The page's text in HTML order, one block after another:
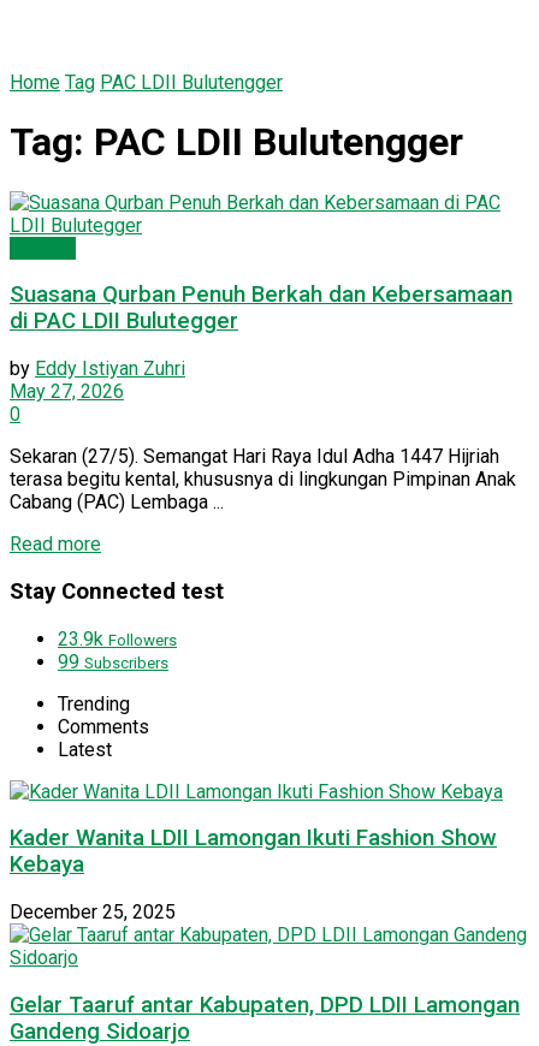
Home Tag PAC LDII Bulutengger
Tag: PAC LDII Bulutengger
Suasana Qurban Penuh Berkah dan Kebersamaan
di PAC LDII Bulutegger
by Eddy Istiyan Zuhri
May 27, 2026
0
Sekaran (27/5). Semangat Hari Raya Idul Adha 1447 Hijriah
terasa begitu kental, khususnya di lingkungan Pimpinan Anak
Cabang (PAC) Lembaga ...
Read moreDetails
Stay Connected test
23.9k Followers
99 Subscribers
Trending
Comments
Latest
Kader Wanita LDII Lamongan Ikuti Fashion Show
Kebaya
December 25, 2025
Gelar Taaruf antar Kabupaten, DPD LDII Lamongan
Gandeng Sidoarjo